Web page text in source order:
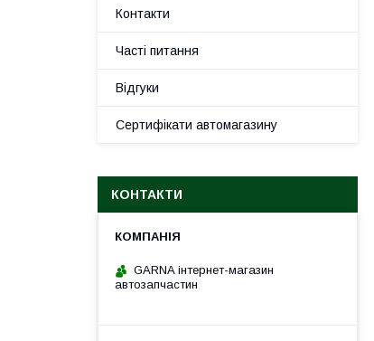
Контакти
Часті питання
Відгуки
Сертифікати автомагазину
КОНТАКТИ
GARNA інтернет-магазин
автозапчастин